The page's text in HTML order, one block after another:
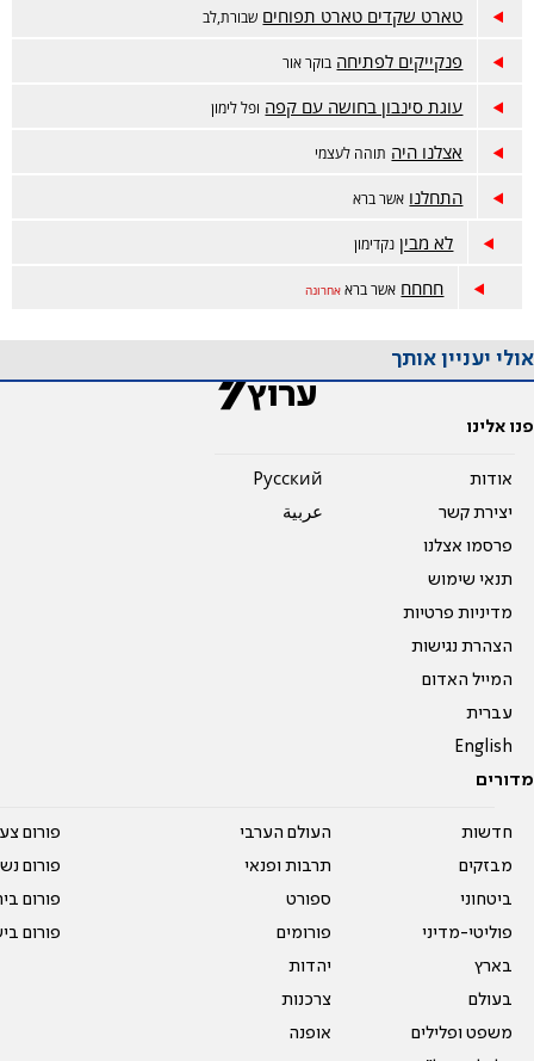
טארט שקדים טארט תפוחים שבורת,לב
פנקייקים לפתיחה בוקר אור
עוגת סינבון בחושה עם קפה ופל לימון
אצלנו היה תוהה לעצמי
התחלנו אשר ברא
לא מבין נקדימון
חחחח אשר ברא אחרונה
אולי יעניין אותך
פנו אלינו
אודות
יצירת קשר
פרסמו אצלנו
תנאי שימוש
מדיניות פרטיות
הצהרת נגישות
המייל האדום
עברית
English
Pусский
عربية
מדורים
חדשות
מבזקים
ביטחוני
פוליטי-מדיני
בארץ
בעולם
משפט ופלילים
העולם הערבי
תרבות ופנאי
ספורט
פורומים
יהדות
צרכנות
אופנה
פורום
פורום
פורום
פורום